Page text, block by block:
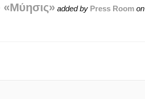
«Μύησις»added by Press Roomon